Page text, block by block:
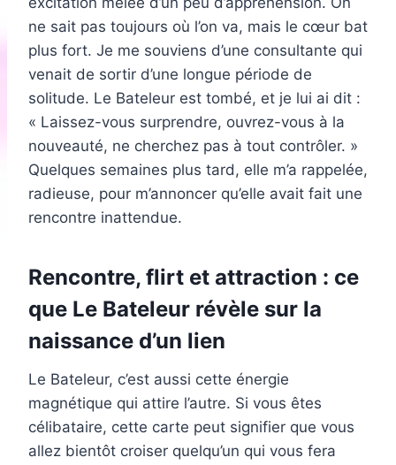
ne sait pas toujours où l’on va, mais le cœur bat
plus fort. Je me souviens d’une consultante qui
venait de sortir d’une longue période de
solitude. Le Bateleur est tombé, et je lui ai dit :
« Laissez-vous surprendre, ouvrez-vous à la
nouveauté, ne cherchez pas à tout contrôler. »
Quelques semaines plus tard, elle m’a rappelée,
radieuse, pour m’annoncer qu’elle avait fait une
rencontre inattendue.
Rencontre, flirt et attraction : ce
que Le Bateleur révèle sur la
naissance d’un lien
Le Bateleur, c’est aussi cette énergie
magnétique qui attire l’autre. Si vous êtes
célibataire, cette carte peut signifier que vous
allez bientôt croiser quelqu’un qui vous fera